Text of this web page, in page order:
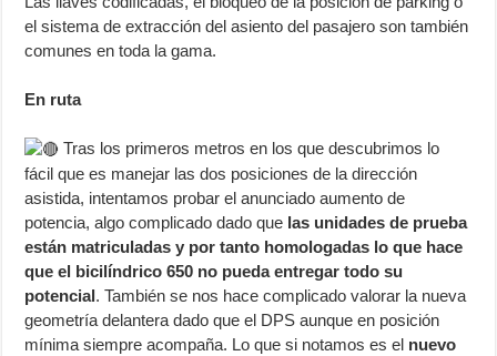
el sistema de extracción del asiento del pasajero son también
comunes en toda la gama.
En ruta
Tras los primeros metros en los que descubrimos lo
fácil que es manejar las dos posiciones de la dirección
asistida, intentamos probar el anunciado aumento de
potencia, algo complicado dado que las unidades de prueba
están matriculadas y por tanto homologadas lo que hace
que el bicilíndrico 650 no pueda entregar todo su
potencial . También se nos hace complicado valorar la nueva
geometría delantera dado que el DPS aunque en posición
mínima siempre acompaña. Lo que si notamos es el nuevo